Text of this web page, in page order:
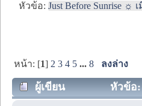
หัวข้อ:Just Before Sunrise ☼
หน้า: [1] 2 3 4 5 ...8 ลงล่าง
ผู้เขียน หัวข้อ: